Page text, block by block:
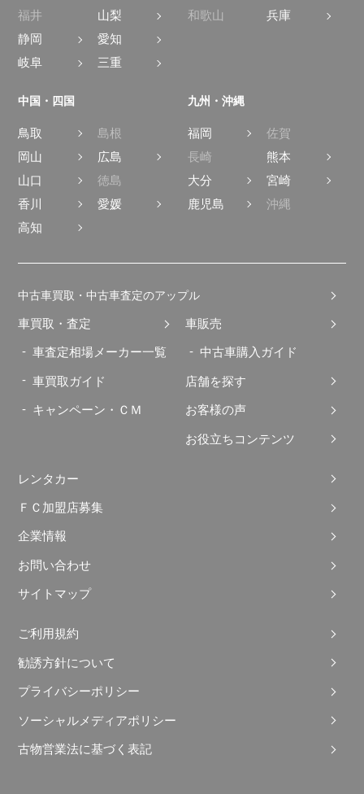
福井
山梨
静岡
愛知
岐阜
三重
和歌山
兵庫
中国・四国
鳥取
島根
岡山
広島
山口
徳島
香川
愛媛
高知
九州・沖縄
福岡
佐賀
長崎
熊本
大分
宮崎
鹿児島
沖縄
中古車買取・中古車査定のアップル
車買取・査定
車査定相場メーカー一覧
車買取ガイド
キャンペーン・ＣＭ
車販売
中古車購入ガイド
店舗を探す
お客様の声
お役立ちコンテンツ
レンタカー
ＦＣ加盟店募集
企業情報
お問い合わせ
サイトマップ
ご利用規約
勧誘方針について
プライバシーポリシー
ソーシャルメディアポリシー
古物営業法に基づく表記